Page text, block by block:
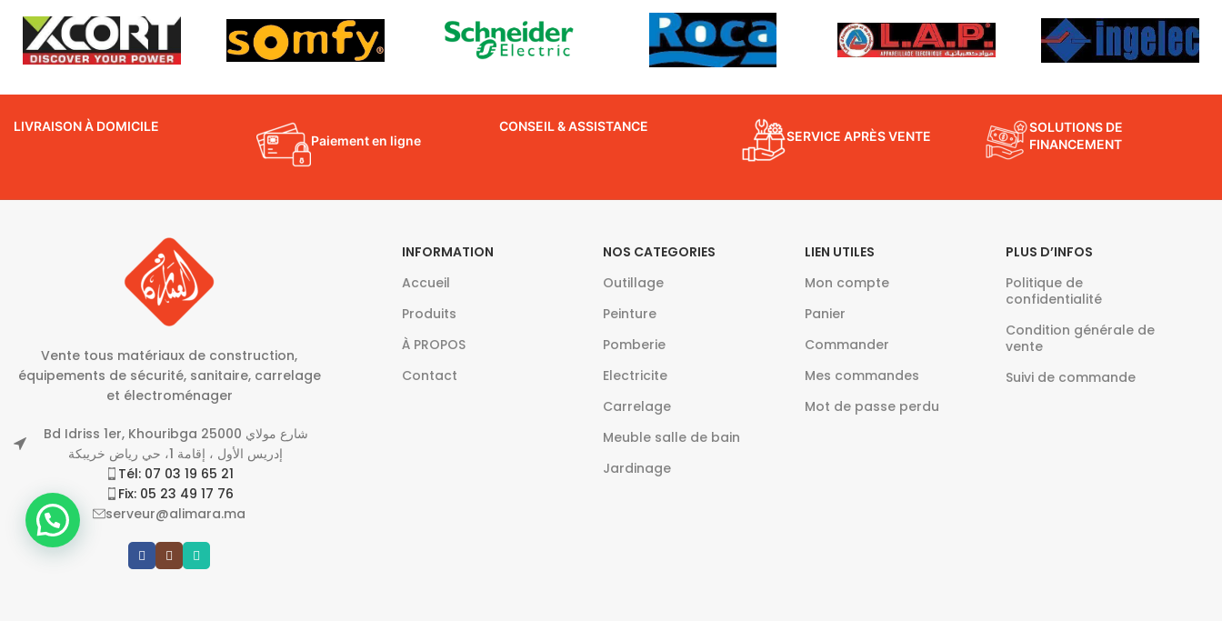
LIVRAISON À DOMICILE
Paiement en ligne
CONSEIL & ASSISTANCE
SERVICE APRÈS VENTE
SOLUTIONS DE
FINANCEMENT
Vente tous matériaux de construction,
équipements de sécurité, sanitaire, carrelage
et électroménager
Bd Idriss 1er, Khouribga 25000 شارع مولاي
إدريس الأول ، إقامة 1، حي رياض خريبكة
Tél: 07 03 19 65 21
Fix: 05 23 49 17 76
serveur@alimara.ma
INFORMATION
Accueil
Produits
À PROPOS
Contact
NOS CATEGORIES
Outillage
Peinture
Pomberie
Electricite
Carrelage
Meuble salle de bain
Jardinage
LIEN UTILES
Mon compte
Panier
Commander
Mes commandes
Mot de passe perdu
PLUS D’INFOS
Politique de
confidentialité
Condition générale de
vente
Suivi de commande